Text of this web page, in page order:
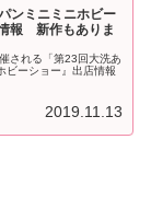
ンミニミニホビー
報 新作もありま
される「第23回大洗あ
ビーショー』出店情報
2019.11.13